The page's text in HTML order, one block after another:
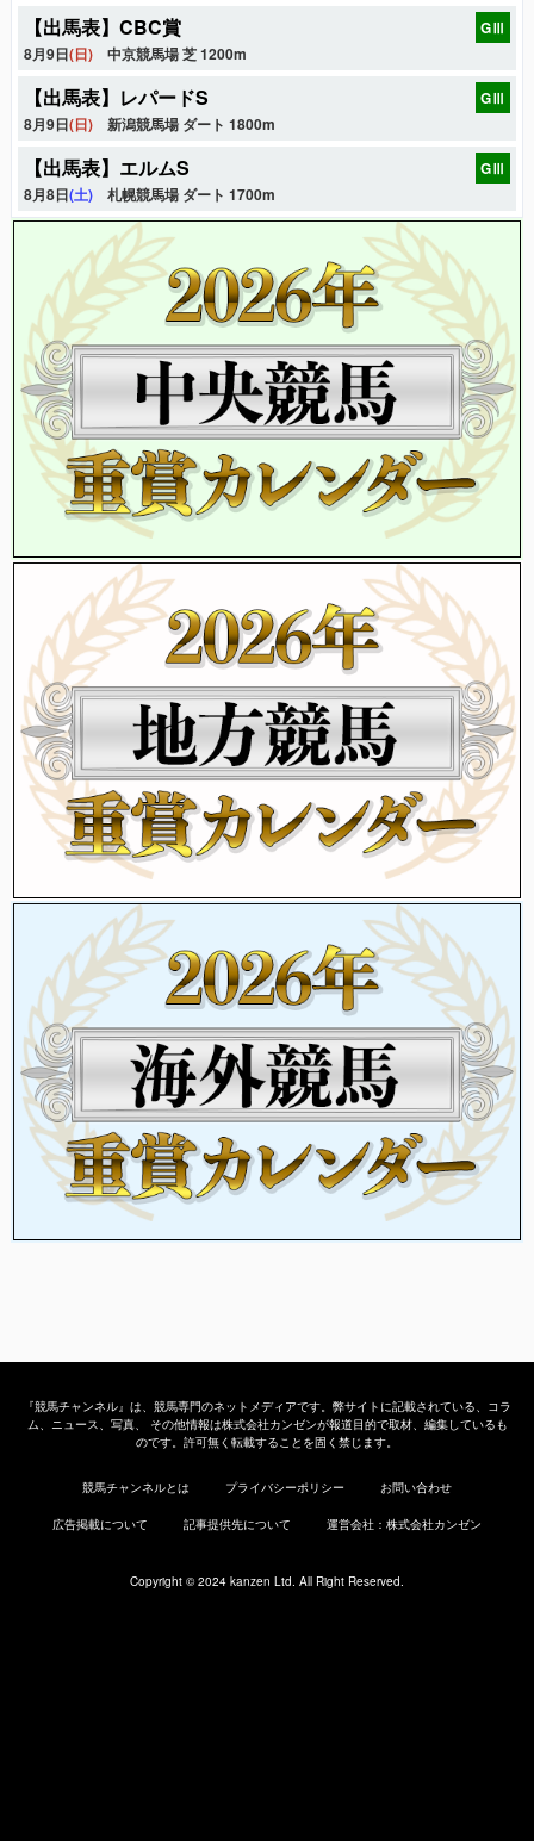
【出馬表】CBC賞
GⅢ
8月9日(日) 中京競馬場 芝 1200m
【出馬表】レパードS
GⅢ
8月9日(日) 新潟競馬場 ダート 1800m
【出馬表】エルムS
GⅢ
8月8日(土) 札幌競馬場 ダート 1700m
『競馬チャンネル』は、競馬専門のネットメディアです。弊サイトに記載されている、コラ
ム、ニュース、写真、 その他情報は株式会社カンゼンが報道目的で取材、編集しているも
のです。許可無く転載することを固く禁じます。
競馬チャンネルとは プライバシーポリシー お問い合わせ
広告掲載について 記事提供先について 運営会社：株式会社カンゼン
Copyright © 2024 kanzen Ltd. All Right Reserved.